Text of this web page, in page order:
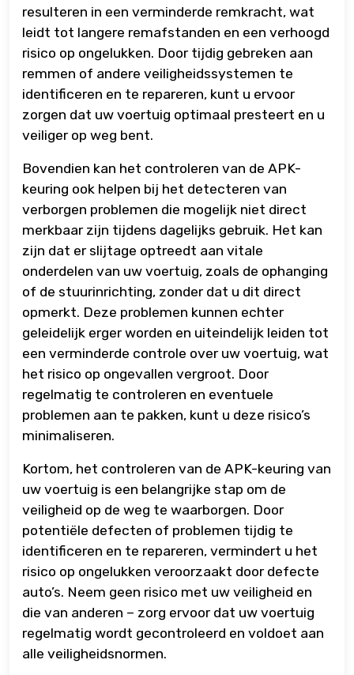
resulteren in een verminderde remkracht, wat
leidt tot langere remafstanden en een verhoogd
risico op ongelukken. Door tijdig gebreken aan
remmen of andere veiligheidssystemen te
identificeren en te repareren, kunt u ervoor
zorgen dat uw voertuig optimaal presteert en u
veiliger op weg bent.
Bovendien kan het controleren van de APK-
keuring ook helpen bij het detecteren van
verborgen problemen die mogelijk niet direct
merkbaar zijn tijdens dagelijks gebruik. Het kan
zijn dat er slijtage optreedt aan vitale
onderdelen van uw voertuig, zoals de ophanging
of de stuurinrichting, zonder dat u dit direct
opmerkt. Deze problemen kunnen echter
geleidelijk erger worden en uiteindelijk leiden tot
een verminderde controle over uw voertuig, wat
het risico op ongevallen vergroot. Door
regelmatig te controleren en eventuele
problemen aan te pakken, kunt u deze risico’s
minimaliseren.
Kortom, het controleren van de APK-keuring van
uw voertuig is een belangrijke stap om de
veiligheid op de weg te waarborgen. Door
potentiële defecten of problemen tijdig te
identificeren en te repareren, vermindert u het
risico op ongelukken veroorzaakt door defecte
auto’s. Neem geen risico met uw veiligheid en
die van anderen – zorg ervoor dat uw voertuig
regelmatig wordt gecontroleerd en voldoet aan
alle veiligheidsnormen.